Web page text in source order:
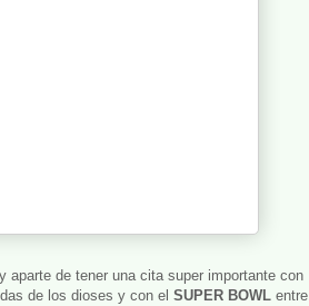
aparte de tener una cita super importante con
de los dioses y con el SUPER BOWL entre